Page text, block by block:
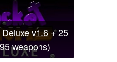
v1.6 + 25
weapons)